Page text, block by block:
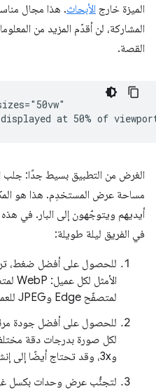
الميزة خارج الأبحاث. هذا مجال
المشاركة، لن أقدّم المزيد من
القصة.
مساحة عرض المستخدِم. هذا هو
أيديهم ويتوجّهون إلى البار. في هذه
في الفريق ليلة طويلة:
للحصول على أفضل ضغط،
لمتصفّح Edge وJPEG للعملاء الآخرين.
للحصول على أفضل جودة
و3x، وقد تحتاج أيضًا إلى إنشاء بعض الصيغ الإضافية.
لتجنُّب عرض وحدات بكسل